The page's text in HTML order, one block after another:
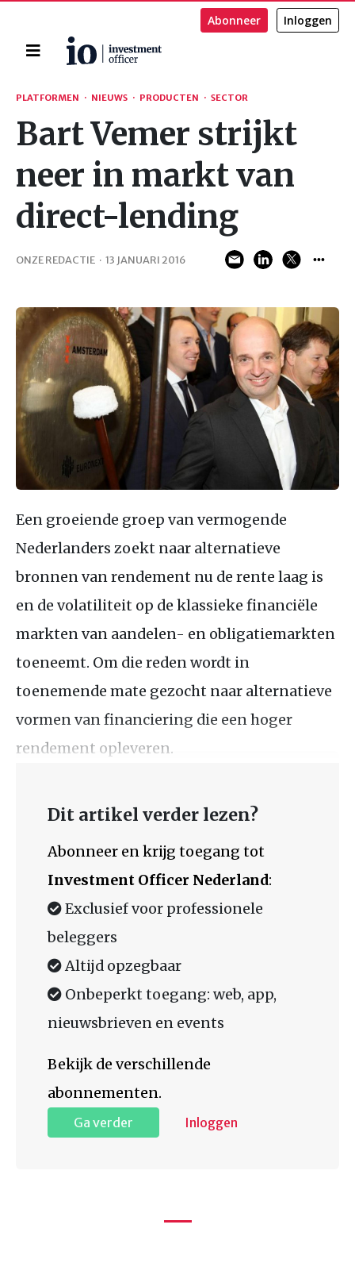
Home
Abonneer Inloggen
Zoeken
PLATFORMEN · NIEUWS · PRODUCTEN · SECTOR
Bart Vemer strijkt
neer in markt van
direct-lending
ONZE REDACTIE · 13 JANUARI 2016
Een groeiende groep van vermogende
Nederlanders zoekt naar alternatieve
bronnen van rendement nu de rente laag is
en de volatiliteit op de klassieke financiële
markten van aandelen- en obligatiemarkten
toeneemt. Om die reden wordt in
toenemende mate gezocht naar alternatieve
vormen van financiering die een hoger
rendement opleveren.
Dit artikel verder lezen?
Abonneer en krijg toegang tot
Investment Officer Nederland:
Exclusief voor professionele
beleggers
Altijd opzegbaar
Onbeperkt toegang: web, app,
nieuwsbrieven en events
Bekijk de verschillende
abonnementen.
Ga verder Inloggen